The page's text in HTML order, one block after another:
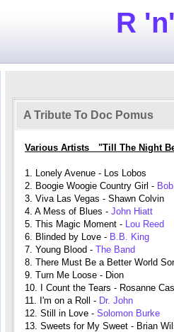
R
A Tribute To Doc Pomus
Various Artists "Till The Night
1. Lonely Avenue - Los Lobos
2. Boogie Woogie Country Girl -
3. Viva Las Vegas - Shawn Colvin
4. A Mess of Blues - John Hiatt
5. This Magic Moment - Lou Reed
6. Blinded by Love - B.B. King
7. Young Blood - The Band
8. There Must Be a Better World
9. Turn Me Loose - Dion
10. I Count the Tears - Rosanne
11. I'm on a Roll - Dr. John
12. Still in Love - Solomon Burke
13. Sweets for My Sweet - Brian